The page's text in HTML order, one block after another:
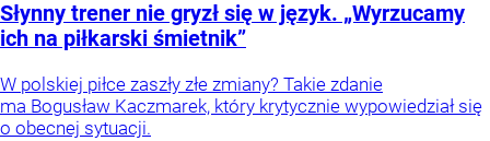
Słynny trener nie gryzł się w język. „Wyrzucamy
ich na piłkarski śmietnik”
W polskiej piłce zaszły złe zmiany? Takie zdanie
ma Bogusław Kaczmarek, który krytycznie wypowiedział się
o obecnej sytuacji.